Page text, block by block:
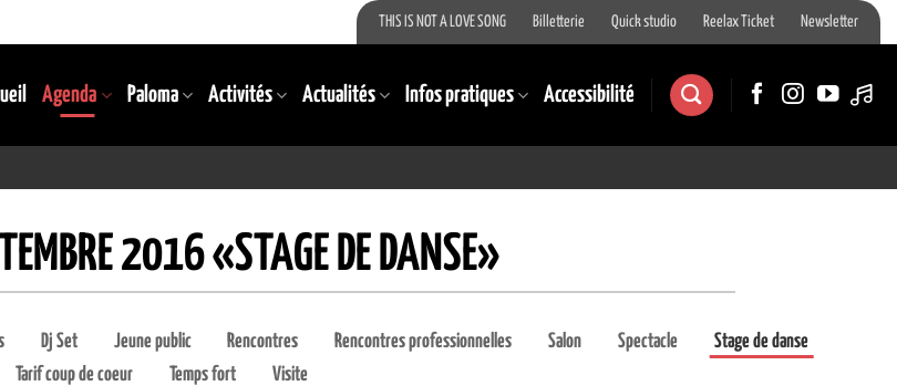
THIS IS NOT A LOVE SONG Billetterie Quick studio Reelax Ticket Newsletter
Agenda Paloma Activités Actualités Infos pratiques Accessibilité
2016 «STAGE DE DANSE»
Dj Set Jeune public Rencontres Rencontres professionnelles Salon Spectacle
Stage de danse
Tarif coup de coeur
Temps fort Visite